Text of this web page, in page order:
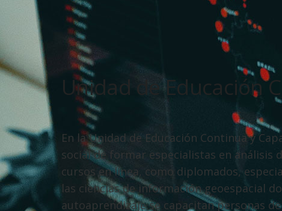
Unidad de Educación
En la Unidad de Educación Continua y
social de formar especialistas en análisis
cursos en línea, como diplomados,
las ciencias de información geoespacial
autoaprendizaje se capacitan personas